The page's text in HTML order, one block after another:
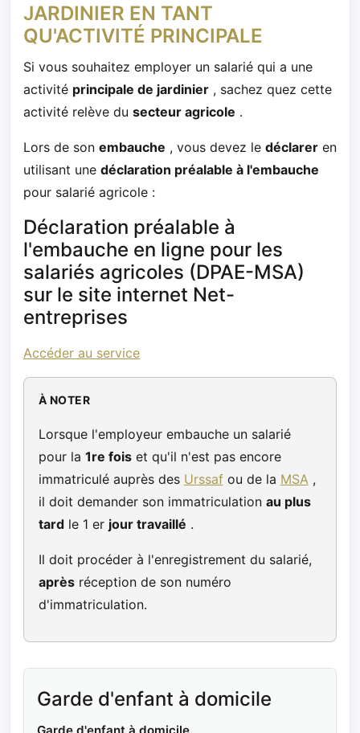
JARDINIER EN TANT
QU'ACTIVITÉ PRINCIPALE
Si vous souhaitez employer un salarié qui a une
activité principale de jardinier , sachez quez cette
activité relève du secteur agricole .
Lors de son embauche , vous devez le déclarer en
utilisant une déclaration préalable à l'embauche
pour salarié agricole :
Déclaration préalable à
l'embauche en ligne pour les
salariés agricoles (DPAE-MSA)
sur le site internet Net-
entreprises
Accéder au service
À NOTER
Lorsque l'employeur embauche un salarié
pour la 1re foiset qu'il n'est pas encore
immatriculé auprès des Urssafou de la MSA ,
il doit demander son immatriculation au plus
tardle 1 er jour travaillé .
Il doit procéder à l'enregistrement du salarié,
aprèsréception de son numéro
d'immatriculation.
Garde d'enfant à domicile
Garde d'enfant à domicile